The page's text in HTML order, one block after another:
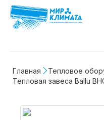
Главная
Тепловое
Тепловая завеса Ballu